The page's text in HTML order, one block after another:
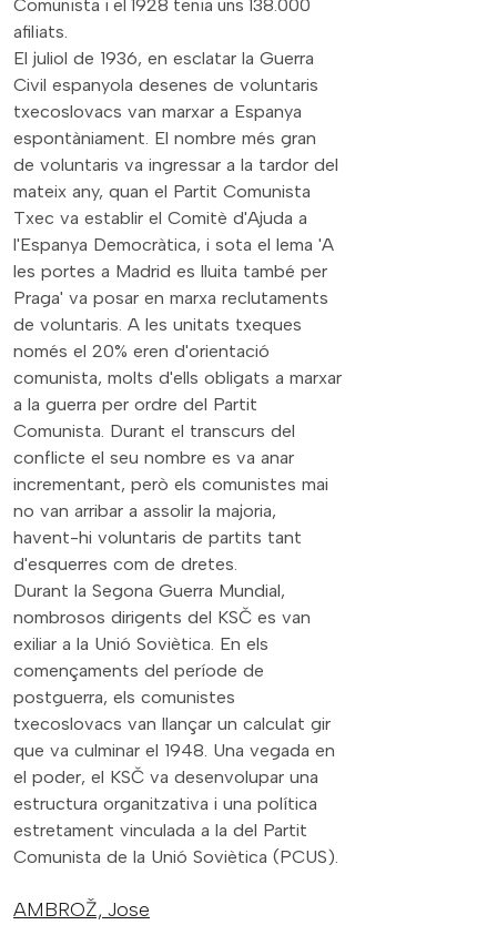
Comunista i el 1928 tenia uns 138.000
afiliats.
El juliol de 1936, en esclatar la Guerra
Civil espanyola desenes de voluntaris
txecoslovacs van marxar a Espanya
espontàniament. El nombre més gran
de voluntaris va ingressar a la tardor del
mateix any, quan el Partit Comunista
Txec va establir el Comitè d'Ajuda a
l'Espanya Democràtica, i sota el lema 'A
les portes a Madrid es lluita també per
Praga' va posar en marxa reclutaments
de voluntaris. A les unitats txeques
només el 20% eren d'orientació
comunista, molts d'ells obligats a marxar
a la guerra per ordre del Partit
Comunista. Durant el transcurs del
conflicte el seu nombre es va anar
incrementant, però els comunistes mai
no van arribar a assolir la majoria,
havent-hi voluntaris de partits tant
d'esquerres com de dretes.
Durant la Segona Guerra Mundial,
nombrosos dirigents del KSČ es van
exiliar a la Unió Soviètica. En els
començaments del període de
postguerra, els comunistes
txecoslovacs van llançar un calculat gir
que va culminar el 1948. Una vegada en
el poder, el KSČ va desenvolupar una
estructura organitzativa i una política
estretament vinculada a la del Partit
Comunista de la Unió Soviètica (PCUS).
AMBROŽ, Jose